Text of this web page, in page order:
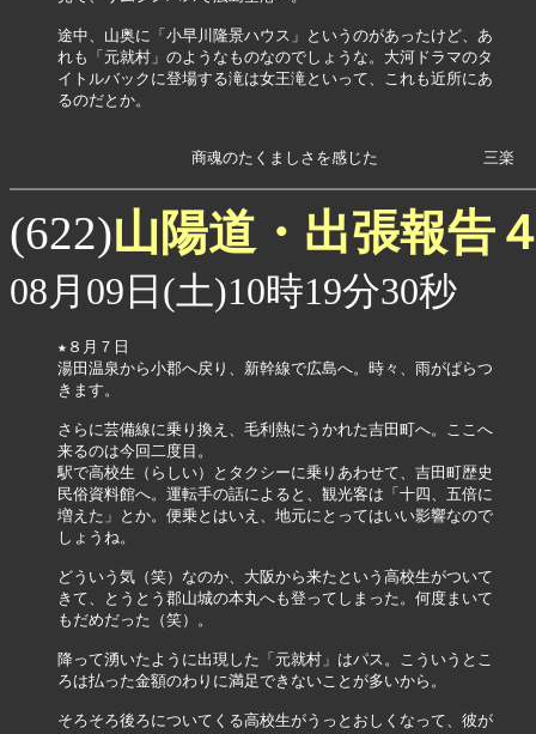
途中、山奥に「小早川隆景ハウス」というのがあったけど、あ
れも「元就村」のようなものなのでしょうな。大河ドラマのタ
イトルバックに登場する滝は女王滝といって、これも近所にあ
るのだとか。
              商魂のたくましさを感じた           三楽
(622)山陽道・出張報告
08月09日(土)10時19分30秒
★８月７日
湯田温泉から小郡へ戻り、新幹線で広島へ。時々、雨がぱらつ
きます。
さらに芸備線に乗り換え、毛利熱にうかれた吉田町へ。ここへ
来るのは今回二度目。
駅で高校生（らしい）とタクシーに乗りあわせて、吉田町歴史
民俗資料館へ。運転手の話によると、観光客は「十四、五倍に
増えた」とか。便乗とはいえ、地元にとってはいい影響なので
しょうね。
どういう気（笑）なのか、大阪から来たという高校生がついて
きて、とうとう郡山城の本丸へも登ってしまった。何度まいて
もだめだった（笑）。
降って湧いたように出現した「元就村」はパス。こういうとこ
ろは払った金額のわりに満足できないことが多いから。
そろそろ後ろについてくる高校生がうっとおしくなって、彼が